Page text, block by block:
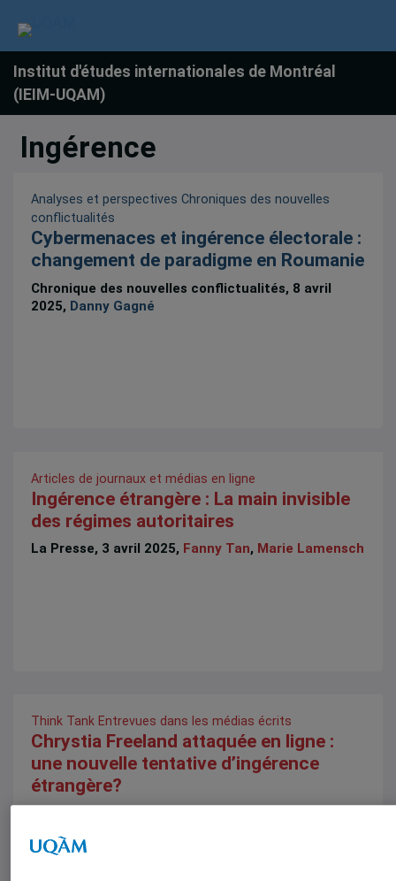
Institut d'études internationales de Montréal
(IEIM-UQAM)
Ingérence
Analyses et perspectives Chroniques des nouvelles
conflictualités
Cybermenaces et ingérence électorale :
changement de paradigme en Roumanie
Chronique des nouvelles conflictualités, 8 avril
2025, Danny Gagné
Articles de journaux et médias en ligne
Ingérence étrangère : La main invisible
des régimes autoritaires
La Presse, 3 avril 2025, Fanny Tan, Marie Lamensch
Think Tank Entrevues dans les médias écrits
Chrystia Freeland attaquée en ligne :
une nouvelle tentative d’ingérence
étrangère?